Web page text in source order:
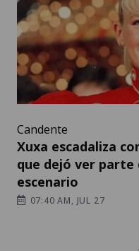
Candente
Xuxa escadaliza
que dejó ver parte
escenario
07:40 AM, JUL 27